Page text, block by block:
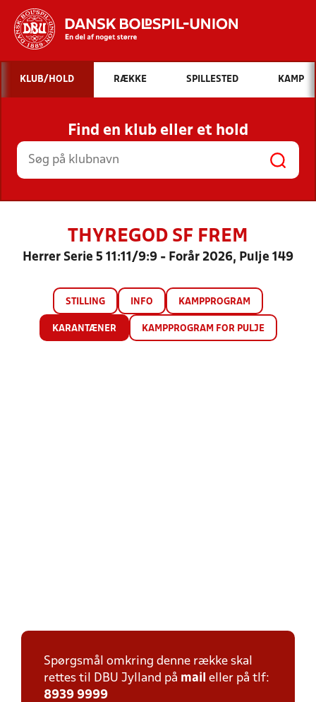
Hvad vil du søge efter?
INDHOLD OG NYHEDER
STILLINGER, RESULTATER, KLUBBER OG
HOLD
KLUB/HOLD RÆKKE SPILLESTED KAMP
Find en klub eller et hold
THYREGOD SF FREM
Herrer Serie 5 11:11/9:9 - Forår 2026, Pulje 149
STILLING INFO KAMPPROGRAM
KARANTÆNER KAMPPROGRAM FOR PULJE
Spørgsmål omkring denne række skal
rettes til DBU Jylland på mail eller på tlf:
8939 9999